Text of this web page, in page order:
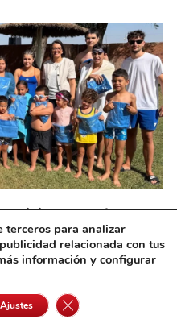
en el
de la
terceros para analizar
relacionada con tus
información y configurar
Ajustes Cerrar el banner de